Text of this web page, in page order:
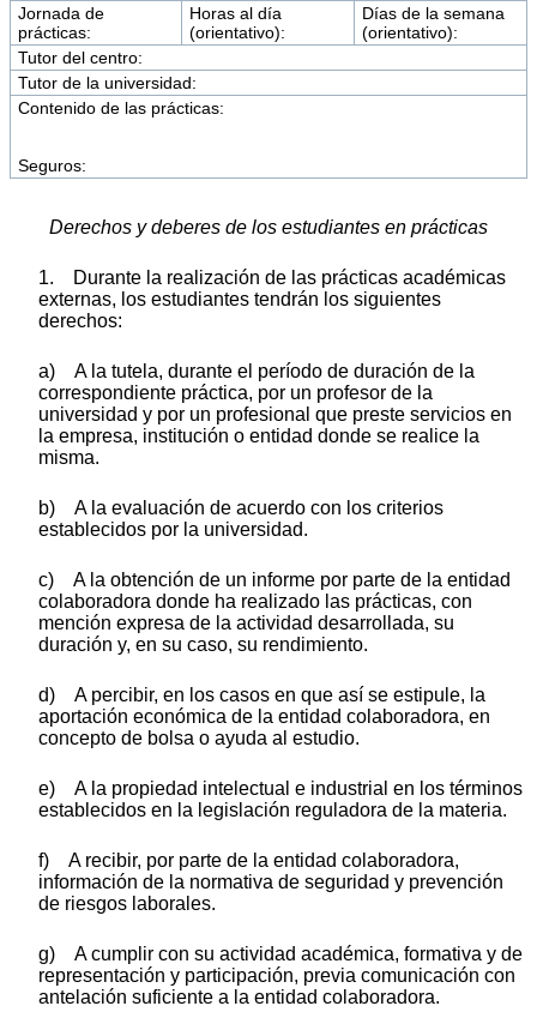
Jornada de
prácticas:
Horas al día
(orientativo):
Días de la semana
(orientativo):
Tutor del centro:
Tutor de la universidad:
Contenido de las prácticas:
Seguros:
Derechos y deberes de los estudiantes en prácticas
1. Durante la realización de las prácticas académicas
externas, los estudiantes tendrán los siguientes
derechos:
a) A la tutela, durante el período de duración de la
correspondiente práctica, por un profesor de la
universidad y por un profesional que preste servicios en
la empresa, institución o entidad donde se realice la
misma.
b) A la evaluación de acuerdo con los criterios
establecidos por la universidad.
c) A la obtención de un informe por parte de la entidad
colaboradora donde ha realizado las prácticas, con
mención expresa de la actividad desarrollada, su
duración y, en su caso, su rendimiento.
d) A percibir, en los casos en que así se estipule, la
aportación económica de la entidad colaboradora, en
concepto de bolsa o ayuda al estudio.
e) A la propiedad intelectual e industrial en los términos
establecidos en la legislación reguladora de la materia.
f) A recibir, por parte de la entidad colaboradora,
información de la normativa de seguridad y prevención
de riesgos laborales.
g) A cumplir con su actividad académica, formativa y de
representación y participación, previa comunicación con
antelación suficiente a la entidad colaboradora.